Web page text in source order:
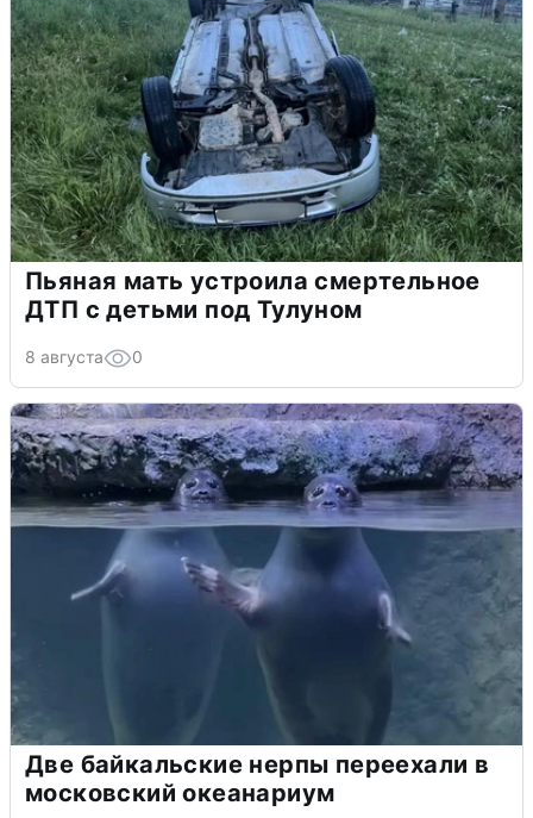
Пьяная мать устроила смертельное
ДТП с детьми под Тулуном
8 августа 0
Две байкальские нерпы переехали в
московский океанариум